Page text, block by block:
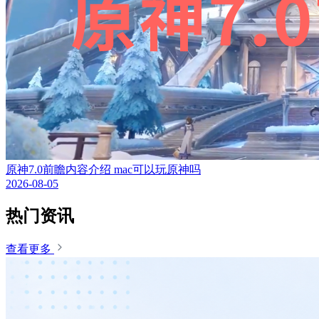
原神7.0前瞻内容介绍 mac可以玩原神吗
2026-08-05
热门资讯
查看更多